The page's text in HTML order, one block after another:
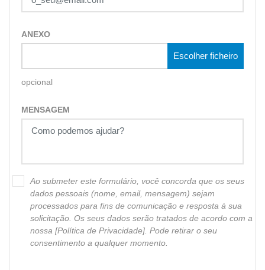
ANEXO
opcional
MENSAGEM
Ao submeter este formulário, você concorda que os seus
dados pessoais (nome, email, mensagem) sejam
processados para fins de comunicação e resposta à sua
solicitação. Os seus dados serão tratados de acordo com a
nossa [Política de Privacidade]. Pode retirar o seu
consentimento a qualquer momento.